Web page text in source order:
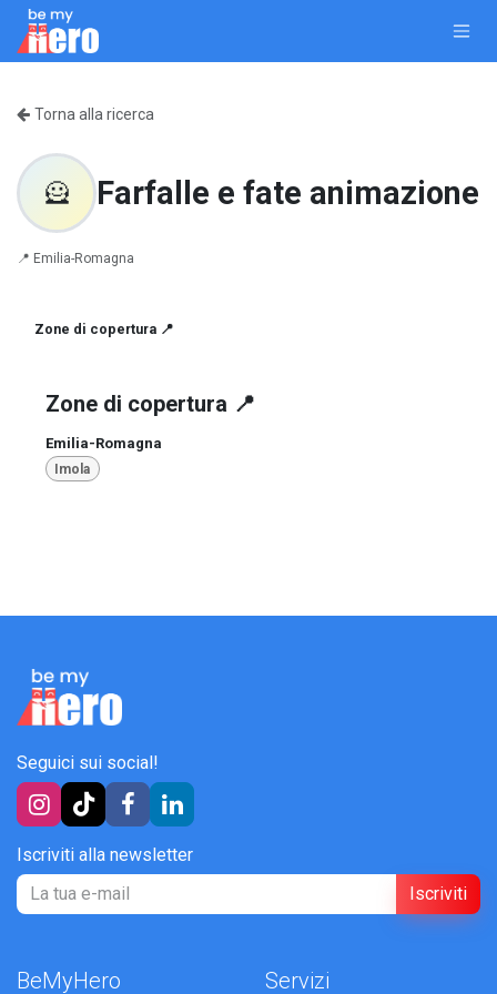
Passa al contenuto
Torna alla ricerca
🦸 Farfalle e fate animazione
📍 Emilia-Romagna
Zone di copertura 📍
Zone di copertura 📍
Emilia-Romagna
Imola
Seguici sui social!
Iscriviti alla newsletter
Iscriviti
BeMyHero Servizi